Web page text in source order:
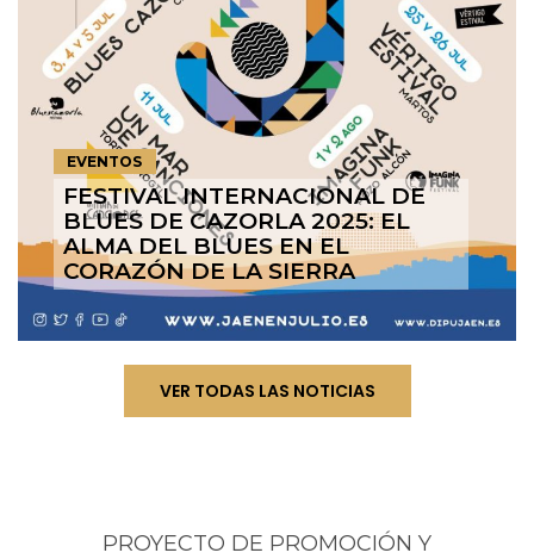
EVENTOS
FESTIVAL INTERNACIONAL DE
BLUES DE CAZORLA 2025: EL
ALMA DEL BLUES EN EL
CORAZÓN DE LA SIERRA
VER TODAS LAS NOTICIAS
PROYECTO DE PROMOCIÓN Y